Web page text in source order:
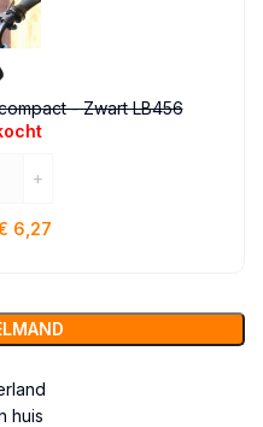
- Zwart LB456
6,27
huis